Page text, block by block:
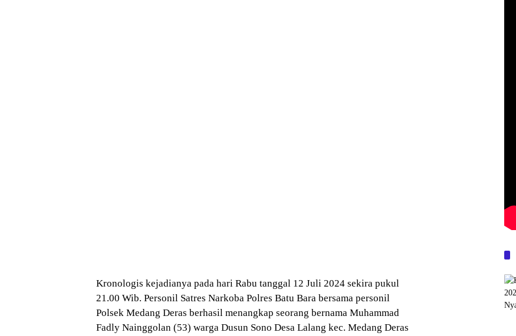
Kronologis kejadianya pada hari Rabu tanggal 12 Juli 2024 sekira pukul
21.00 Wib. Personil Satres Narkoba Polres Batu Bara bersama personil
Polsek Medang Deras berhasil menangkap seorang bernama Muhammad
Fadly Nainggolan (53) warga Dusun Sono Desa Lalang kec. Medang Deras